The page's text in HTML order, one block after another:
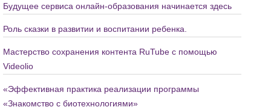
Будущее сервиса онлайн-образования начинается здесь
Роль сказки в развитии и воспитании ребенка.
Мастерство сохранения контента RuTube с помощью
Videolio
«Эффективная практика реализации программы
«Знакомство с биотехнологиями»